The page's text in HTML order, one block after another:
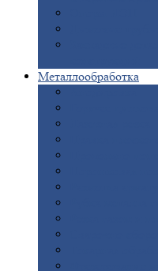
Металлообработка